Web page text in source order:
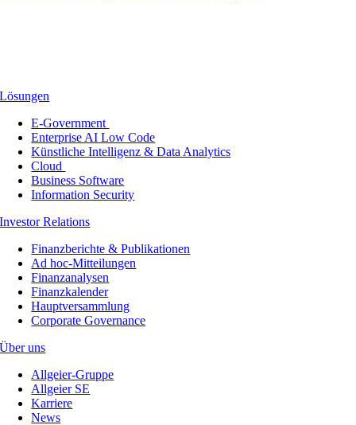
Lösungen
E-Government
Enterprise AI Low Code
Künstliche Intelligenz & Data Analytics
Cloud
Business Software
Information Security
Investor Relations
Finanzberichte & Publikationen
Ad hoc-Mitteilungen
Finanzanalysen
Finanzkalender
Hauptversammlung
Corporate Governance
Über uns
Allgeier-Gruppe
Allgeier SE
Karriere
News